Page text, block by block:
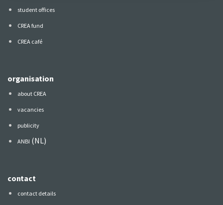
student offices
CREA fund
CREA café
organisation
about CREA
vacancies
publicity
ANBI (NL)
contact
contact details